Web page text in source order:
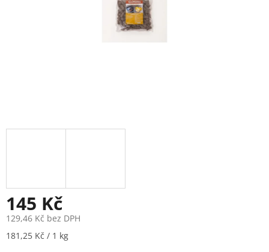
145 Kč
129,46 Kč bez DPH
Měrná
181,25 Kč / 1 kg